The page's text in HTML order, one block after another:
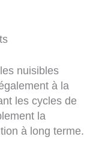
nuisibles
à la
les cycles de
la
à long terme.